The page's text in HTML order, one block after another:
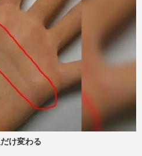
『トンデモ夫』ランキング、
者をイラつかせた圧倒的1位は
じた『おちょやん』…
6月9日・16日号 2026/5/29
ンダル”から約1年…永野芽郁
ック『MAGNOILE』発売で田
カー三昧、それぞ…
2026/3/31
場「がっかり」ランキング》
け変わる